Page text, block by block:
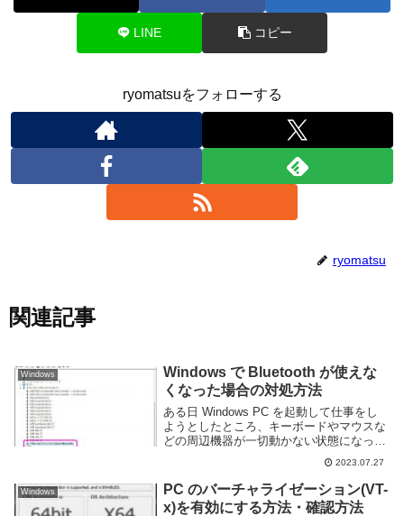
LINE コピー
ryomatsuをフォローする
ryomatsu
関連記事
Windows
Windows で Bluetooth が使えな
くなった場合の対処方法
ある日 Windows PC を起動して仕事をし
ようとしたところ、キーボードやマウスな
どの周辺機器が一切動かない状態になって
しまった。よく確認してみると Bluetooth
に問題があり、Bluetooth 接続している全
ての機器が動作でき...
2023.07.27
Windows
PC のバーチャライゼーション(VT-
x)を有効にする方法・確認方法